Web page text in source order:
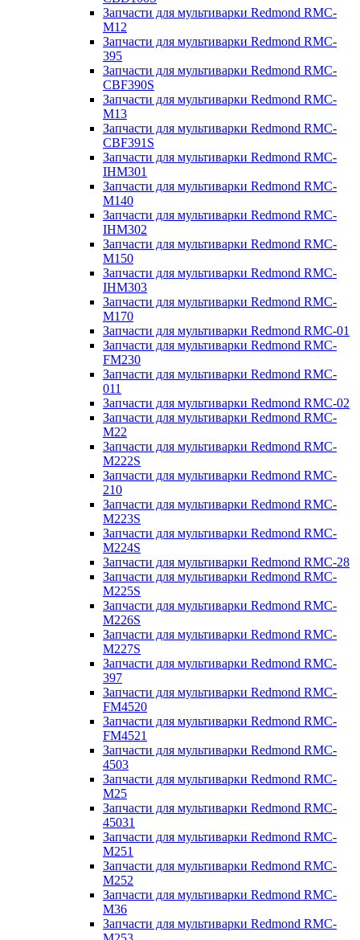
Запчасти для мультиварки Redmond RMC-
M12
Запчасти для мультиварки Redmond RMC-
395
Запчасти для мультиварки Redmond RMC-
CBF390S
Запчасти для мультиварки Redmond RMC-
M13
Запчасти для мультиварки Redmond RMC-
CBF391S
Запчасти для мультиварки Redmond RMC-
IHM301
Запчасти для мультиварки Redmond RMC-
M140
Запчасти для мультиварки Redmond RMC-
IHM302
Запчасти для мультиварки Redmond RMC-
M150
Запчасти для мультиварки Redmond RMC-
IHM303
Запчасти для мультиварки Redmond RMC-
M170
Запчасти для мультиварки Redmond RMC-01
Запчасти для мультиварки Redmond RMC-
FM230
Запчасти для мультиварки Redmond RMC-
011
Запчасти для мультиварки Redmond RMC-02
Запчасти для мультиварки Redmond RMC-
M22
Запчасти для мультиварки Redmond RMC-
M222S
Запчасти для мультиварки Redmond RMC-
210
Запчасти для мультиварки Redmond RMC-
M223S
Запчасти для мультиварки Redmond RMC-
M224S
Запчасти для мультиварки Redmond RMC-28
Запчасти для мультиварки Redmond RMC-
M225S
Запчасти для мультиварки Redmond RMC-
M226S
Запчасти для мультиварки Redmond RMC-
M227S
Запчасти для мультиварки Redmond RMC-
397
Запчасти для мультиварки Redmond RMC-
FM4520
Запчасти для мультиварки Redmond RMC-
FM4521
Запчасти для мультиварки Redmond RMC-
4503
Запчасти для мультиварки Redmond RMC-
M25
Запчасти для мультиварки Redmond RMC-
45031
Запчасти для мультиварки Redmond RMC-
M251
Запчасти для мультиварки Redmond RMC-
M252
Запчасти для мультиварки Redmond RMC-
M36
Запчасти для мультиварки Redmond RMC-